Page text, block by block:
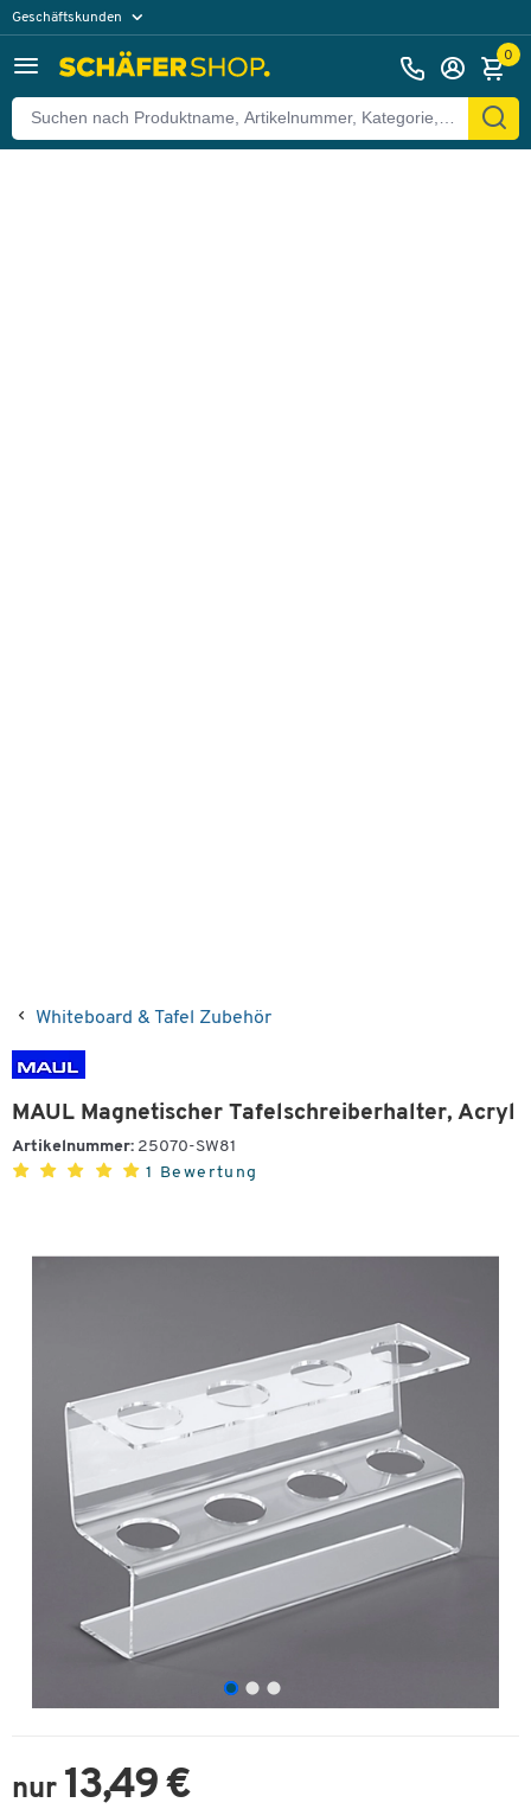
Geschäftskunden
0
Whiteboard & Tafel Zubehör
MAUL Magnetischer Tafelschreiberhalter, Acryl
Artikelnummer: 25070-SW81
1 Bewertung
nur 13,49 €
Zurück